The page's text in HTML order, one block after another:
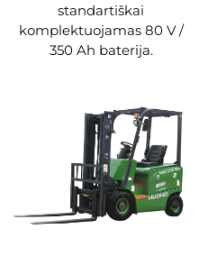
standartiškai
komplektuojamas 80 V /
350 Ah baterija.